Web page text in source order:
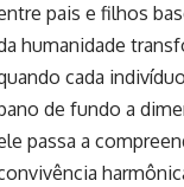
pais e filhos
humanidade
cada
de fundo a
passa a